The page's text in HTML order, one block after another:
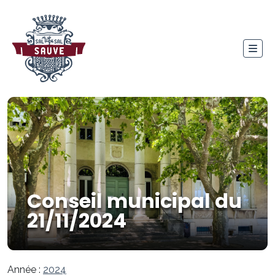
Conseil municipal du
21/11/2024
Année : 2024